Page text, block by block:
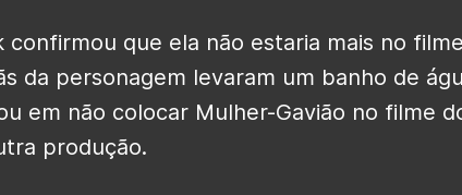
confirmou que ela não estaria mais no
da personagem levaram um banho de
em não colocar Mulher-Gavião no filme
produção.